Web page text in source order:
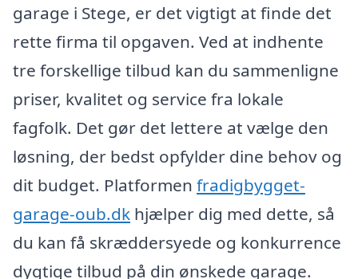
garage i Stege, er det vigtigt at finde det
rette firma til opgaven. Ved at indhente
tre forskellige tilbud kan du sammenligne
priser, kvalitet og service fra lokale
fagfolk. Det gør det lettere at vælge den
løsning, der bedst opfylder dine behov og
dit budget. Platformen fradigbygget-
garage-oub.dk hjælper dig med dette, så
du kan få skræddersyede og konkurrence
dygtige tilbud på din ønskede garage.